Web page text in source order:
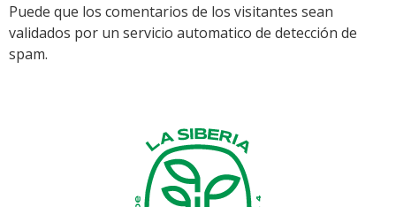
Puede que los comentarios de los visitantes sean
validados por un servicio automatico de detección de
spam.